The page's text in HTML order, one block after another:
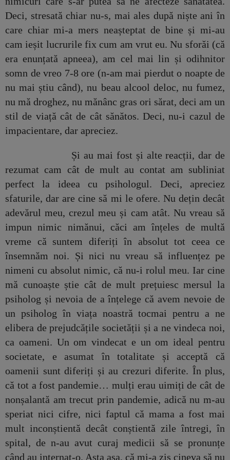
Deci, stresată chiar nu-s, mai ales după niște ani în
care chiar mi-a mers neașteptat de bine și mi-au
cam ieșit lucrurile fix cum am vrut eu. Nu sforăi (că
era enunțată apneea), am cel mai lin și odihnitor
somn de vreo 7-8 ore (n-am mai pierdut o noapte de
nu mai știu când), nu beau alcool deloc, nu fumez,
nu mă droghez, nu mănânc gras ori sărat, deci am un
stil de viață cât de cât sănătos. Deci, nu-i cazul de
impacientare, dar apreciez.
Și au mai fost și alte reacții, dar de
rezumat cam cât de mult au contat am subliniat
perfect la ideea cu psihologul. Deci, apreciez
sfaturile, dar are cine să mi le ofere. Nu dețin decât
adevărul meu, crezul meu și cam atât. Nu vreau să
impun nimic nimănui, căci am înțeles de multă
vreme că suntem diferiți în absolut tot ceea ce
însemnăm noi. Și nici nu vreau să influențez pe
nimeni cu absolut nimic, că nu-i rolul meu. Iar cine
mă cunoaște știe cât de mult prețuiesc mersul la
psiholog și nevoia de a înțelege că avem nevoie de
un psiholog în viața noastră tocmai pentru a ne
elibera de prejudcățile societății și a ne vindeca noi,
ca oameni. Un om vindecat e un om ideal pentru
societate, e asumat în totalitate și acceptă că
oamenii sunt diferiți și au crezuri diferite. În plus,
că tot a fost pandemie… mulți erau uimiți de cât de
nonșalantă am trecut prin pandemie, adică nu m-au
speriat nici cifre, nici faptul că mama a fost mai
mult inconștientă decât conștientă zile întregi, în
spital, de n-au avut curaj medicii să se pronunțe
când au internat-o. Asta așa, că mi-a zis cineva să nu